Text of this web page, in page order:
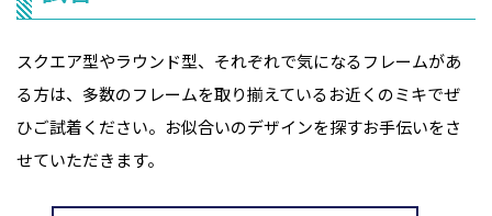
スクエア型やラウンド型、それぞれで気になるフレームがあ
る方は、多数のフレームを取り揃えているお近くのミキでぜ
ひご試着ください。お似合いのデザインを探すお手伝いをさ
せていただきます。